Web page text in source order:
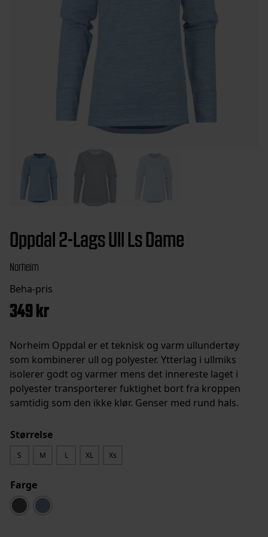
Oppdal 2-Lags Ull Ls Dame
Norheim
349kr
Norheim Oppdal er et teknisk og varm ullundertøy
som kombinerer ull og polyester. Ytterlag i ullmiks
isolerer godt og varmer mens det innereste laget i
polyester transporterer fuktighet bort fra kroppen
samtidig som den ikke klør. Genser med rund hals.
Størrelse
S M L XL Xs
Farge